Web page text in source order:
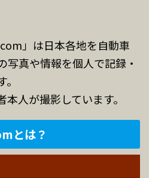
」は日本各地を自動車
写真や情報を個人で記録・
人が撮影しています。
とは？